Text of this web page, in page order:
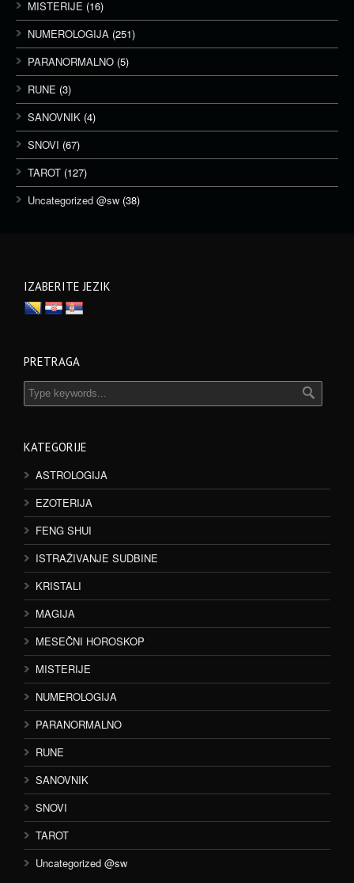
MISTERIJE (16)
NUMEROLOGIJA (251)
PARANORMALNO (5)
RUNE (3)
SANOVNIK (4)
SNOVI (67)
TAROT (127)
Uncategorized @sw (38)
IZABERITE JEZIK
PRETRAGA
KATEGORIJE
ASTROLOGIJA
EZOTERIJA
FENG SHUI
ISTRAŽIVANJE SUDBINE
KRISTALI
MAGIJA
MESEČNI HOROSKOP
MISTERIJE
NUMEROLOGIJA
PARANORMALNO
RUNE
SANOVNIK
SNOVI
TAROT
Uncategorized @sw